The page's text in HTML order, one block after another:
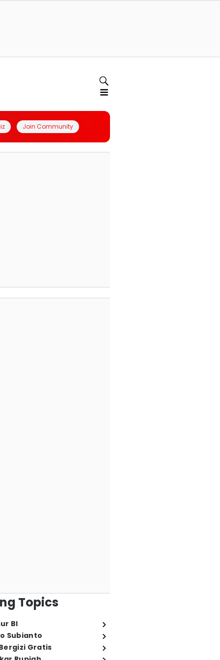
Join Community
Topics
BI
Subianto
Gratis